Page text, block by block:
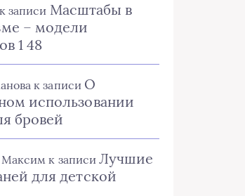
записи Масштабы в
– модели
1 48
к записи О
использовании
бровей
Максимк записиЛучшие
для детской